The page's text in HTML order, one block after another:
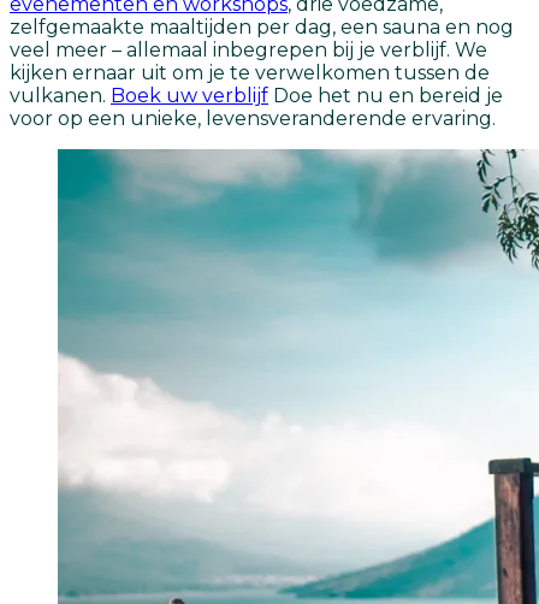
zelfgemaakte maaltijden per dag, een sauna en nog
veel meer – allemaal inbegrepen bij je verblijf. We
kijken ernaar uit om je te verwelkomen tussen de
vulkanen. Boek uw verblijf Doe het nu en bereid je
voor op een unieke, levensveranderende ervaring.